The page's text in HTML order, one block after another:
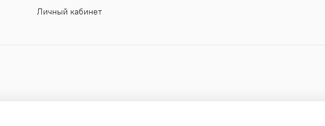
Личный кабинет